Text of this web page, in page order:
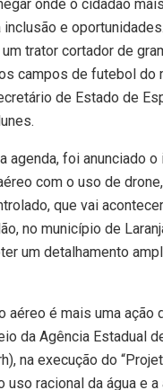
onde o cidadão
e
trator cortador de
campos de futebol do
de Estado de
agenda, foi anunciado o
com o uso de
que vai
no município de
um detalhamento
aéreo é mais uma ação
da Agência Estadual
na execução do
uso racional da água e